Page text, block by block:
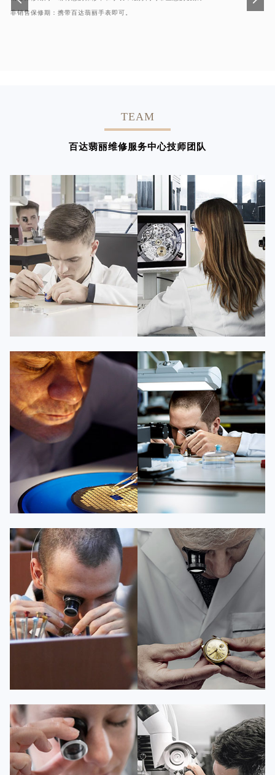
非销售保修期：携带百达翡丽手表即可。
TEAM
百达翡丽维修服务中心技师团队
凯罗尔·切尔西
资深百达翡丽技师
是百达翡丽维修服务中心
(百达翡丽保养中心)
的高级技师之一
Beijing PatekPhilippe Maintain
center
 百达翡丽维修
达芙妮·克劳迪娅
资深百达翡丽技师
是百达翡丽维修服务中心
(百达翡丽保养中心)
的高级技师之一
Shanghai PatekPhilippe Maintain
center
 百达翡丽维修
杰登·奥斯卡里昂
资深百达翡丽技师
是百达翡丽维修服务中心
(百达翡丽保养中心)
的高级技师之一
Guangzhou PatekPhilippe Maintain
center
查尔斯·彼得艾伯特
资深百达翡丽技师
是百达翡丽维修服务中心
(百达翡丽保养中心)
的高级技师之一
Shenzhen PatekPhilippe Maintain
 百达翡丽维修
安尼塔·阿普里尔
资深百达翡丽技师
是百达翡丽维修服务中心
(百达翡丽保养中心)
的高级技师之一
贝亚特·布兰奇
资深百达翡丽技师
是百达翡丽维修服务中心
(百达翡丽保养中心)
的高级技师之一